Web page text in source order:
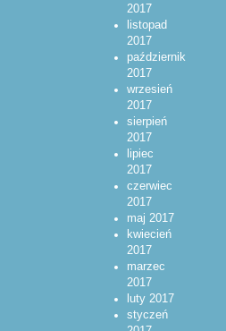
2017
listopad
2017
październik
2017
wrzesień
2017
sierpień
2017
lipiec
2017
czerwiec
2017
maj 2017
kwiecień
2017
marzec
2017
luty 2017
styczeń